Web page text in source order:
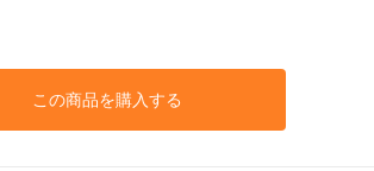
この商品を購入する